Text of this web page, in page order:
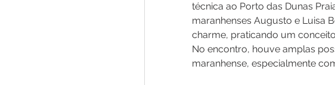
técnica ao Porto das Dunas
maranhenses Augusto e Luisa
charme, praticando um
No encontro, houve amplas
maranhense, especialmente